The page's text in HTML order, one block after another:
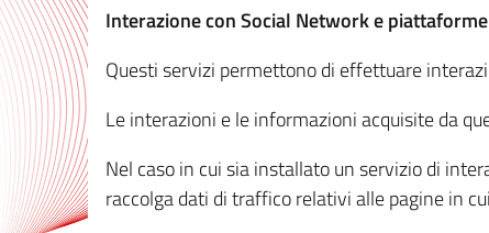
Interazione con Social Network e
Questi servizi permettono di effettuare
Le interazioni e le informazioni acquisite da
Nel caso in cui sia installato un servizio di
raccolga dati di traffico relativi alle pagine in